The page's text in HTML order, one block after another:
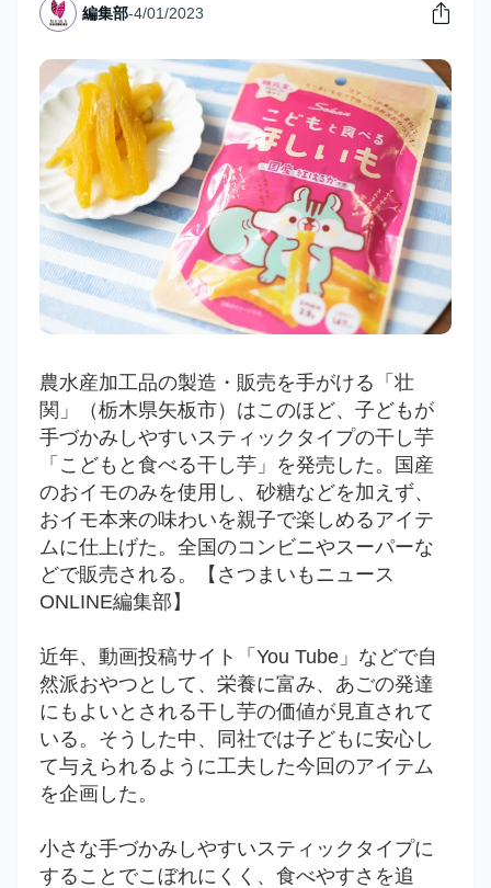
編集部-4/01/2023
農水産加工品の製造・販売を手がける「壮
関」（栃木県矢板市）はこのほど、子どもが
手づかみしやすいスティックタイプの干し芋
「こどもと食べる干し芋」を発売した。国産
のおイモのみを使用し、砂糖などを加えず、
おイモ本来の味わいを親子で楽しめるアイテ
ムに仕上げた。全国のコンビニやスーパーな
どで販売される。【さつまいもニュース
ONLINE編集部】
近年、動画投稿サイト「You Tube」などで自
然派おやつとして、栄養に富み、あごの発達
にもよいとされる干し芋の価値が見直されて
いる。そうした中、同社では子どもに安心し
て与えられるように工夫した今回のアイテム
を企画した。
小さな手づかみしやすいスティックタイプに
することでこぼれにくく、食べやすさを追